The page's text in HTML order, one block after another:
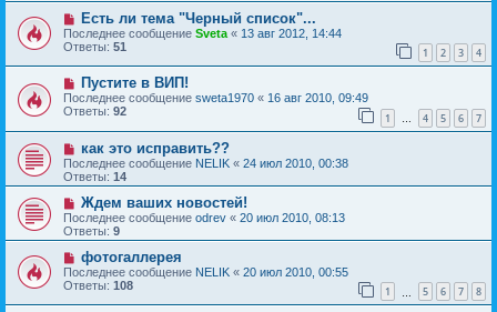
Есть ли тема "Черный список"...
Последнее сообщение Sveta « 13 авг 2012, 14:44
Ответы: 51 1 2 3 4
Пустите в ВИП!
Последнее сообщение sweta1970 « 16 авг 2010, 09:49
Ответы: 92 1 … 4 5 6 7
как это исправить??
Последнее сообщение NELIK « 24 июл 2010, 00:38
Ответы: 14
Ждем ваших новостей!
Последнее сообщение odrev « 20 июл 2010, 08:13
Ответы: 9
фотогаллерея
Последнее сообщение NELIK « 20 июл 2010, 00:55
Ответы: 108 1 5 6 7 8